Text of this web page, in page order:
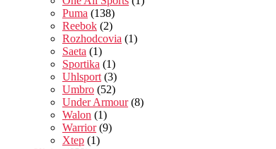
Puma (138)
Reebok (2)
Rozhodcovia (1)
Saeta (1)
Sportika (1)
Uhlsport (3)
Umbro (52)
Under Armour(8)
Walon (1)
Warrior(9)
Xtep (1)